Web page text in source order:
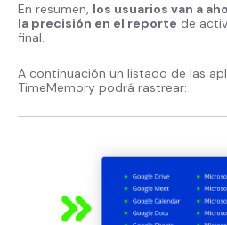
En resumen, los usuarios van a
la precisión en el reporte de
final.
A continuación un listado de las
TimeMemory podrá rastrear: